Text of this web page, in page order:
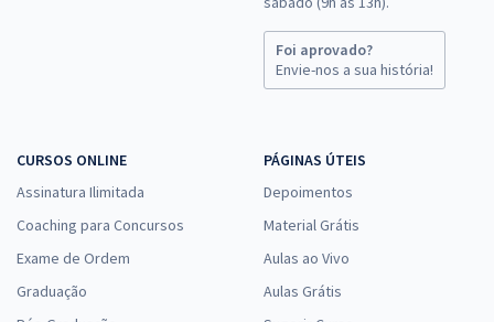
Foi aprovado?
Envie-nos a sua história!
CURSOS ONLINE
Assinatura Ilimitada
Coaching para Concursos
Exame de Ordem
Graduação
PÁGINAS ÚTEIS
Depoimentos
Material Grátis
Aulas ao Vivo
Aulas Grátis